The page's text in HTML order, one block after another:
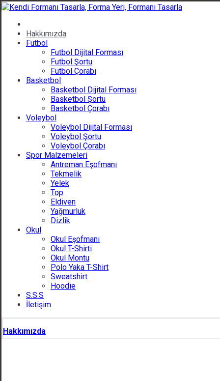
Hakkımızda
Futbol
Futbol Dijital Forması
Futbol Şortu
Futbol Çorabı
Basketbol
Basketbol Dijital Forması
Basketbol Şortu
Basketbol Çorabı
Voleybol
Voleybol Dijital Forması
Voleybol Şortu
Voleybol Çorabı
Spor Malzemeleri
Antreman Eşofmanı
Tekmelik
Yelek
Top
Eldiven
Yağmurluk
Dizlik
Okul
Okul Eşofmanı
Okul T-Shirti
Okul Montu
Polo Yaka T-Shirt
Sweatshirt
Hoodie
S.S.S
İletişim
Hakkımızda